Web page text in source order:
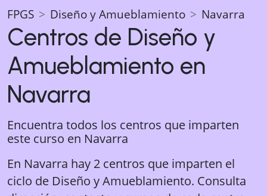
FPGS Diseño y Amueblamiento Navarra
Centros de Diseño y
Amueblamiento en
Navarra
Encuentra todos los centros que imparten
este curso en Navarra
En Navarra hay 2 centros que imparten el
ciclo de Diseño y Amueblamiento. Consulta